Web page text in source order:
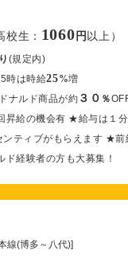
校生： 1060 円 以上）
(規定内)
時は時給25%増
ナルド商品が約 ３０ ％
昇給の機会有 ★給与は１
ンティブがもらえます ★前
経験者の方も大募集！
線(博多～八代)]